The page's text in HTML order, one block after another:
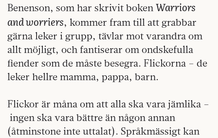
Benenson, som har skrivit bokenWarriors
and worriers, kommer fram till att grabbar
gärna leker i grupp, tävlar mot varandra om
allt möjligt, och fantiserar om ondskefulla
fiender som de måste besegra. Flickorna – de
leker hellre mamma, pappa, barn.
Flickor är måna om att alla ska vara jämlika –
ingen ska vara bättre än någon annan
(åtminstone inte uttalat). Språkmässigt kan